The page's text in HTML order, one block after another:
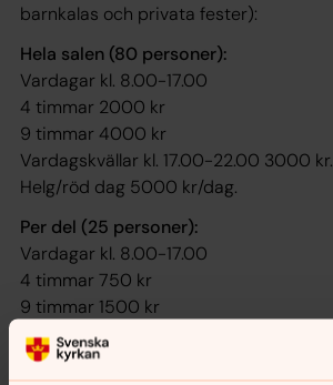
barnkalas och privata fester):
Hela salen (80 personer):
Vardagar kl. 8.00-17.00
4 timmar 2000 kr
9 timmar 4000 kr
Vardagskvällar kl. 17.00-22.00 3000 kr.
Helg/röd dag 5000 kr/dag.
Per del (25 personer):
Vardagar kl. 8.00-17.00
4 timmar 750 kr
9 timmar 1500 kr
Vardagskvällar kl. 17.00-22.00 1000 kr.
Helg/röd dag 2500 kr/dag.